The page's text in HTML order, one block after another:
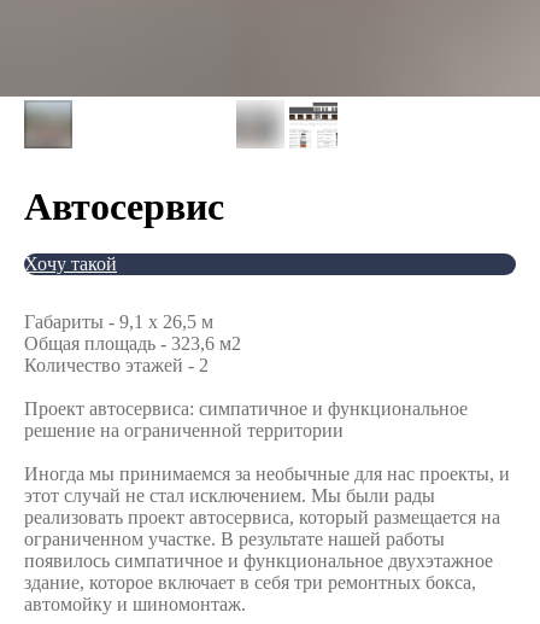
Автосервис
Хочу такой
Габариты - 9,1 x 26,5 м
Общая площадь - 323,6 м2
Количество этажей - 2
Проект автосервиса: симпатичное и функциональное
решение на ограниченной территории
Иногда мы принимаемся за необычные для нас проекты, и
этот случай не стал исключением. Мы были рады
реализовать проект автосервиса, который размещается на
ограниченном участке. В результате нашей работы
появилось симпатичное и функциональное двухэтажное
здание, которое включает в себя три ремонтных бокса,
автомойку и шиномонтаж.